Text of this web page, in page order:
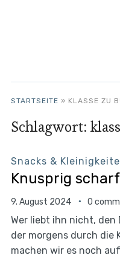
STARTSEITE » KLASSE ZU
Schlagwort:
Snacks &
Knusprig
9. August 2024 0
Wer liebt ihn nicht, den
der morgens durch die
machen wir es noch